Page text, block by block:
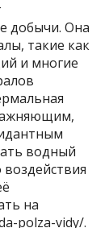
добычи. Она
такие как
и многие
водный
на
polza-vidy/.